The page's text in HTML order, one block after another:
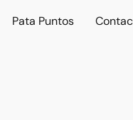
Pata Puntos